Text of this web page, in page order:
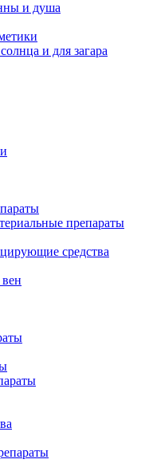
и душа
и для загара
препараты
средства